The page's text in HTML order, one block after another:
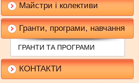
Майстри і колективи
Гранти, програми, навчання
ГРАНТИ ТА ПРОГРАМИ
КОНТАКТИ